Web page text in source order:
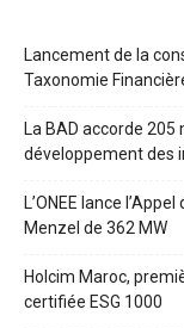
Lancement de la
Taxonomie
La BAD accorde 205
développement des
L’ONEE lance
Menzel de 362 MW
Holcim Maroc,
certifiée ESG 1000